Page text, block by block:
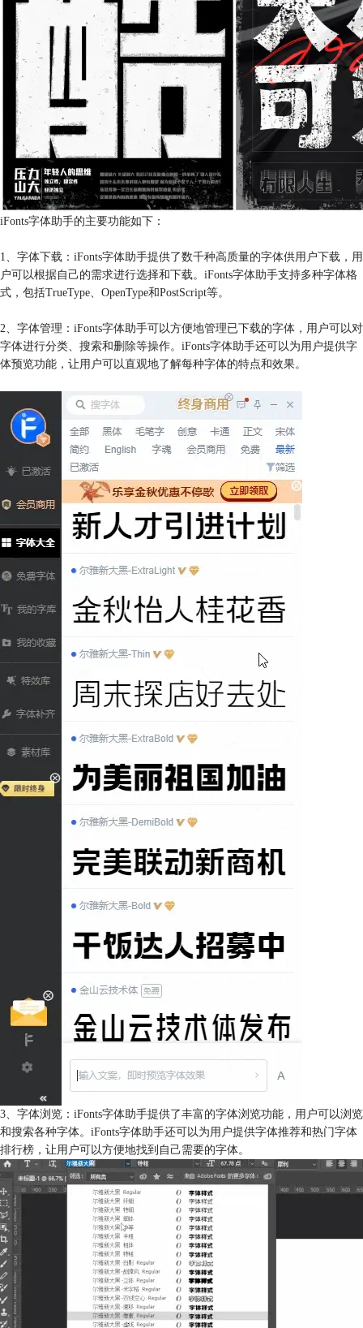
iFonts字体助手的主要功能如下：
1、字体下载：iFonts字体助手提供了数千种高质量的字体供用户下载，用
户可以根据自己的需求进行选择和下载。iFonts字体助手支持多种字体格
式，包括TrueType、OpenType和PostScript等。
2、字体管理：iFonts字体助手可以方便地管理已下载的字体，用户可以对
字体进行分类、搜索和删除等操作。iFonts字体助手还可以为用户提供字
体预览功能，让用户可以直观地了解每种字体的特点和效果。
3、字体浏览：iFonts字体助手提供了丰富的字体浏览功能，用户可以浏览
和搜索各种字体。iFonts字体助手还可以为用户提供字体推荐和热门字体
排行榜，让用户可以方便地找到自己需要的字体。